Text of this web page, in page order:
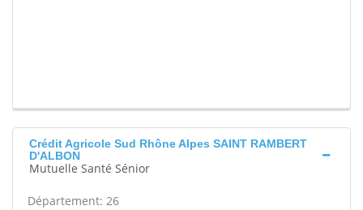
Crédit Agricole Sud Rhône Alpes SAINT RAMBERT
D'ALBON
Mutuelle Santé Sénior
Département: 26